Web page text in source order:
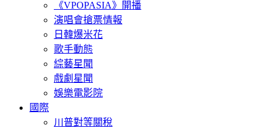
《VPOPASIA》開播
演唱會搶票情報
日韓爆米花
歌手動態
綜藝星聞
戲劇星聞
娛樂電影院
國際
川普對等關稅